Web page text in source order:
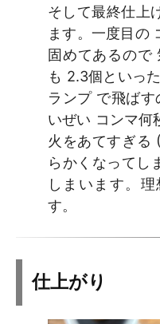
そして最終仕上
ます。一度目の
固めてあるので
も 2.3個といっ
ランプ で飛ば
いぜい コンマ何
火をあてすぎる
らかくなってし
しまいます。
す。
仕上がり